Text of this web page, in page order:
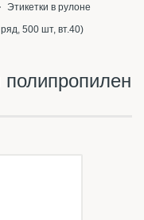
Этикетки в рулоне
500 шт, вт.40)